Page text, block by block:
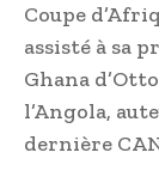
Coupe
assisté à sa
Ghana
l’Angola,
dernière